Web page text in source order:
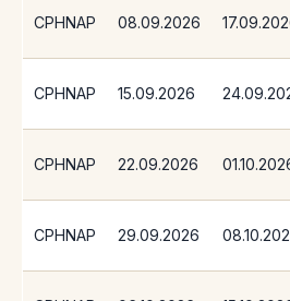
CPHNAP 08.09.2026
CPHNAP 15.09.2026
CPHNAP 22.09.2026
CPHNAP 29.09.2026